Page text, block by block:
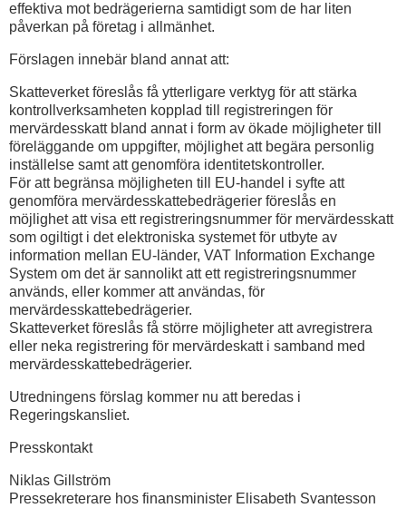
effektiva mot bedrägerierna samtidigt som de har liten
påverkan på företag i allmänhet.
Förslagen innebär bland annat att:
Skatteverket föreslås få ytterligare verktyg för att stärka
kontrollverksamheten kopplad till registreringen för
mervärdesskatt bland annat i form av ökade möjligheter till
föreläggande om uppgifter, möjlighet att begära personlig
inställelse samt att genomföra identitetskontroller.
För att begränsa möjligheten till EU-handel i syfte att
genomföra mervärdesskattebedrägerier föreslås en
möjlighet att visa ett registreringsnummer för mervärdesskatt
som ogiltigt i det elektroniska systemet för utbyte av
information mellan EU-länder, VAT Information Exchange
System om det är sannolikt att ett registreringsnummer
används, eller kommer att användas, för
mervärdesskattebedrägerier.
Skatteverket föreslås få större möjligheter att avregistrera
eller neka registrering för mervärdeskatt i samband med
mervärdesskattebedrägerier.
Utredningens förslag kommer nu att beredas i
Regeringskansliet.
Presskontakt
Niklas Gillström
Pressekreterare hos finansminister Elisabeth Svantesson